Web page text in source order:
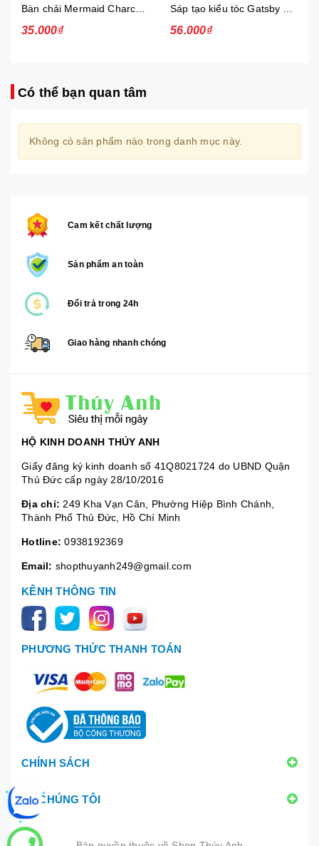
35.000₫ 56.000₫
Có thể bạn quan tâm
Không có sản phẩm nào trong danh mục này.
Cam kết chất lượng
Sản phẩm an toàn
Đổi trả trong 24h
Giao hàng nhanh chóng
HỘ KINH DOANH THÚY ANH
Giấy đăng ký kinh doanh số 41Q8021724 do UBND Quận
Thủ Đức cấp ngày 28/10/2016
Địa chỉ: 249 Kha Vạn Cân, Phường Hiệp Bình Chánh,
Thành Phố Thủ Đức, Hồ Chí Minh
Hotline: 0938192369
Email: shopthuyanh249@gmail.com
KÊNH THÔNG TIN
PHƯƠNG THỨC THANH TOÁN
CHÍNH SÁCH
VỀ CHÚNG TÔI